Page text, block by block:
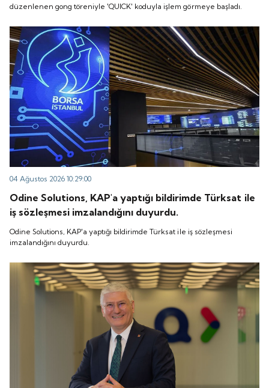
düzenlenen gong töreniyle 'QUICK' koduyla işlem görmeye başladı.
04 Ağustos 2026 10:29:00
Odine Solutions, KAP'a yaptığı bildirimde Türksat ile
iş sözleşmesi imzalandığını duyurdu.
Odine Solutions, KAP'a yaptığı bildirimde Türksat ile iş sözleşmesi
imzalandığını duyurdu.